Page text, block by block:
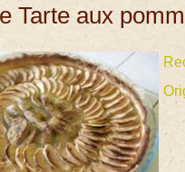
Tarte aux